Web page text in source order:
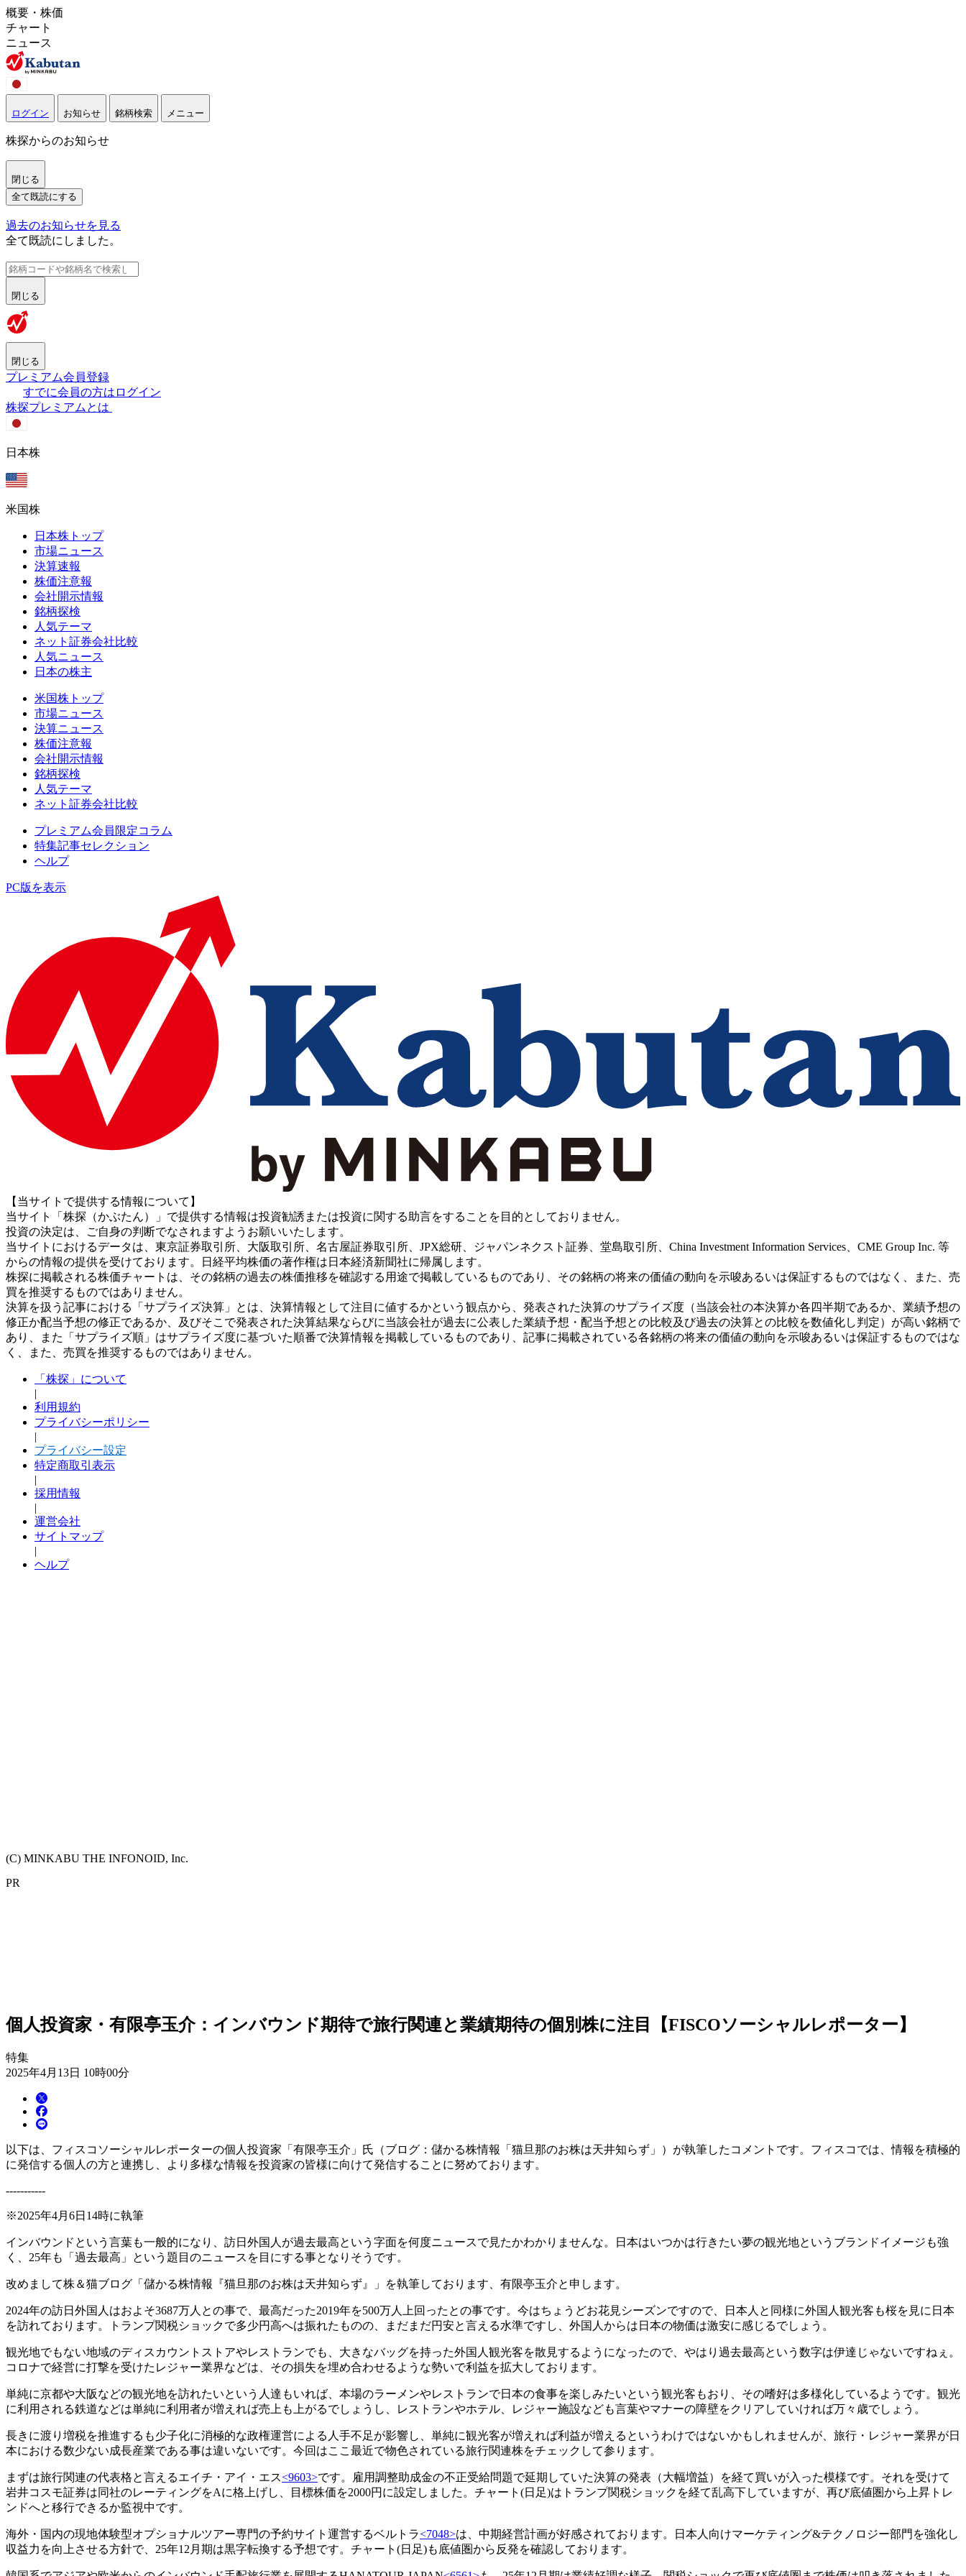
概要・株価
チャート
ニュース
ログイン お知らせ 銘柄検索 メニュー
株探からのお知らせ
閉じる
全て既読にする
過去のお知らせを見る
全て既読にしました。
閉じる
閉じる
プレミアム会員登録
すでに会員の方はログイン
株探プレミアムとは
日本株
米国株
日本株トップ
市場ニュース
決算速報
株価注意報
会社開示情報
銘柄探検
人気テーマ
ネット証券会社比較
人気ニュース
日本の株主
米国株トップ
市場ニュース
決算ニュース
株価注意報
会社開示情報
銘柄探検
人気テーマ
ネット証券会社比較
プレミアム会員限定コラム
特集記事セレクション
ヘルプ
PC版を表示
【当サイトで提供する情報について】
当サイト「株探（かぶたん）」で提供する情報は投資勧誘または投資に関する助言をすることを目的としておりません。
投資の決定は、ご自身の判断でなされますようお願いいたします。
当サイトにおけるデータは、東京証券取引所、大阪取引所、名古屋証券取引所、JPX総研、ジャパンネクスト証券、堂島取引所、China Investment Information Services、CME Group Inc. 等
からの情報の提供を受けております。日経平均株価の著作権は日本経済新聞社に帰属します。
株探に掲載される株価チャートは、その銘柄の過去の株価推移を確認する用途で掲載しているものであり、その銘柄の将来の価値の動向を示唆あるいは保証するものではなく、また、売
買を推奨するものではありません。
決算を扱う記事における「サプライズ決算」とは、決算情報として注目に値するかという観点から、発表された決算のサプライズ度（当該会社の本決算か各四半期であるか、業績予想の
修正か配当予想の修正であるか、及びそこで発表された決算結果ならびに当該会社が過去に公表した業績予想・配当予想との比較及び過去の決算との比較を数値化し判定）が高い銘柄で
あり、また「サプライズ順」はサプライズ度に基づいた順番で決算情報を掲載しているものであり、記事に掲載されている各銘柄の将来の価値の動向を示唆あるいは保証するものではな
く、また、売買を推奨するものではありません。
「株探」について
|
利用規約
プライバシーポリシー
|
プライバシー設定
特定商取引表示
|
採用情報
|
運営会社
サイトマップ
|
ヘルプ
(C) MINKABU THE INFONOID, Inc.
PR
個人投資家・有限亭玉介：インバウンド期待で旅行関連と業績期待の個別株に注目【FISCOソーシャルレポーター】
特集
2025年4月13日 10時00分
以下は、フィスコソーシャルレポーターの個人投資家「有限亭玉介」氏（ブログ：儲かる株情報「猫旦那のお株は天井知らず」）が執筆したコメントです。フィスコでは、情報を積極的
に発信する個人の方と連携し、より多様な情報を投資家の皆様に向けて発信することに努めております。
-----------
※2025年4月6日14時に執筆
インバウンドという言葉も一般的になり、訪日外国人が過去最高という字面を何度ニュースで見たかわかりませんな。日本はいつかは行きたい夢の観光地というブランドイメージも強
く、25年も「過去最高」という題目のニュースを目にする事となりそうです。
改めまして株＆猫ブログ「儲かる株情報『猫旦那のお株は天井知らず』」を執筆しております、有限亭玉介と申します。
2024年の訪日外国人はおよそ3687万人との事で、最高だった2019年を500万人上回ったとの事です。今はちょうどお花見シーズンですので、日本人と同様に外国人観光客も桜を見に日本
を訪れております。トランプ関税ショックで多少円高へは振れたものの、まだまだ円安と言える水準ですし、外国人からは日本の物価は激安に感じるでしょう。
観光地でもない地域のディスカウントストアやレストランでも、大きなバッグを持った外国人観光客を散見するようになったので、やはり過去最高という数字は伊達じゃないですねぇ。
コロナで経営に打撃を受けたレジャー業界などは、その損失を埋め合わせるような勢いで利益を拡大しております。
単純に京都や大阪などの観光地を訪れたいという人達もいれば、本場のラーメンやレストランで日本の食事を楽しみたいという観光客もおり、その嗜好は多様化しているようです。観光
に利用される鉄道などは単純に利用者が増えれば売上も上がるでしょうし、レストランやホテル、レジャー施設なども言葉やマナーの障壁をクリアしていければ万々歳でしょう。
長きに渡り増税を推進するも少子化に消極的な政権運営による人手不足が影響し、単純に観光客が増えれば利益が増えるというわけではないかもしれませんが、旅行・レジャー業界が日
本における数少ない成長産業である事は違いないです。今回はここ最近で物色されている旅行関連株をチェックして参ります。
まずは旅行関連の代表格と言えるエイチ・アイ・エス<9603>です。雇用調整助成金の不正受給問題で延期していた決算の発表（大幅増益）を経て買いが入った模様です。それを受けて
岩井コスモ証券は同社のレーティングをAに格上げし、目標株価を2000円に設定しました。チャート(日足)はトランプ関税ショックを経て乱高下していますが、再び底値圏から上昇トレ
ンドへと移行できるか監視中です。
海外・国内の現地体験型オプショナルツアー専門の予約サイト運営するベルトラ<7048>は、中期経営計画が好感されております。日本人向けマーケティング&テクノロジー部門を強化し
収益力を向上させる方針で、25年12月期は黒字転換する予想です。チャート(日足)も底値圏から反発を確認しております。